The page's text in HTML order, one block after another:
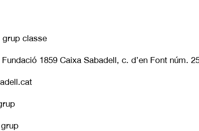
grup classe
1859 Caixa Sabadell, c. d’en Font núm.